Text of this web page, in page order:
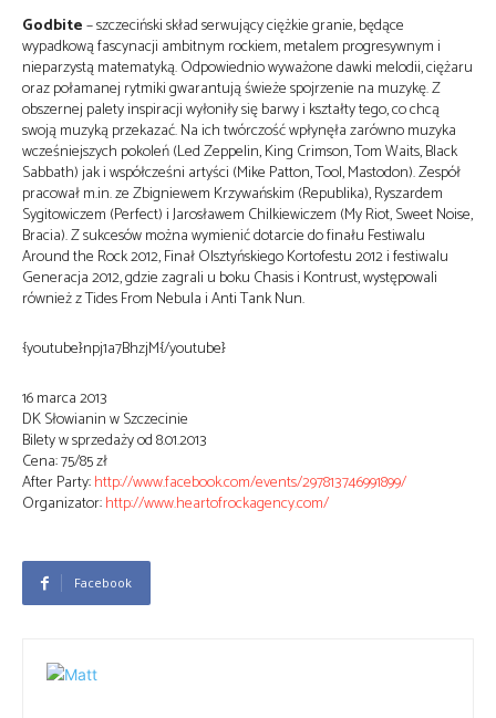
Godbite– szczeciński skład serwujący ciężkie granie, będące
wypadkową fascynacji ambitnym rockiem, metalem progresywnym i
nieparzystą matematyką. Odpowiednio wyważone dawki melodii, ciężaru
oraz połamanej rytmiki gwarantują świeże spojrzenie na muzykę. Z
obszernej palety inspiracji wyłoniły się barwy i kształty tego, co chcą
swoją muzyką przekazać. Na ich twórczość wpłynęła zarówno muzyka
wcześniejszych pokoleń (Led Zeppelin, King Crimson, Tom Waits, Black
Sabbath) jak i współcześni artyści (Mike Patton, Tool, Mastodon). Zespół
pracował m.in. ze Zbigniewem Krzywańskim (Republika), Ryszardem
Sygitowiczem (Perfect) i Jarosławem Chilkiewiczem (My Riot, Sweet Noise,
Bracia). Z sukcesów można wymienić dotarcie do finału Festiwalu
Around the Rock 2012, Finał Olsztyńskiego Kortofestu 2012 i festiwalu
Generacja 2012, gdzie zagrali u boku Chasis i Kontrust, występowali
również z Tides From Nebula i Anti Tank Nun.
{youtube}npj1a7BhzjM{/youtube}
16 marca 2013
DK Słowianin w Szczecinie
Bilety w sprzedaży od 8.01.2013
Cena: 75/85 zł
After Party:http://www.facebook.com/events/297813746991899/
Organizator:http://www.heartofrockagency.com/
Facebook